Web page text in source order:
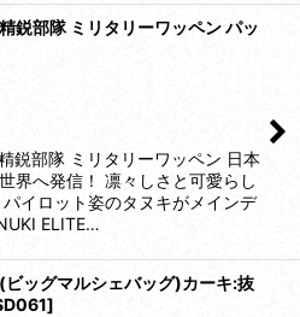
鋭部隊 ミリタリーワッペン パッ
鋭部隊 ミリタリーワッペン 日本
界へ発信！ 凛々しさと可愛らし
イロット姿のタヌキがメインデ
ELITE…
ッグマルシェバッグ)カーキ:抜
]